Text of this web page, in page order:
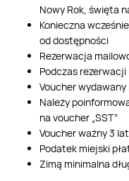
Nowy Rok, święta
Konieczna
od dostępności
Rezerwacja
Podczas
Voucher wydawany
Należy
na voucher „SST”
Voucher ważny 3
Podatek miejski
Zimą minimalna